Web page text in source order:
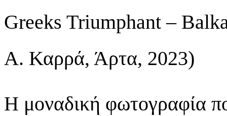
Greeks Triumphant –
Α. Καρρά, Άρτα, 2023)
Η μοναδική φωτογραφία